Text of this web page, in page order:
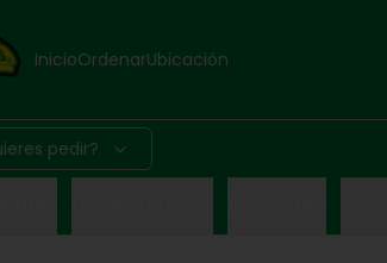
InicioOrdenarUbicación
pedir?